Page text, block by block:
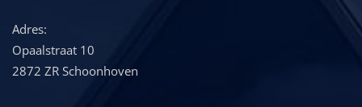
Adres:
Opaalstraat 10
2872 ZR Schoonhoven